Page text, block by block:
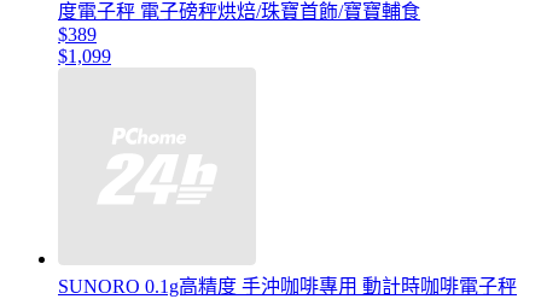
度電子秤 電子磅秤烘焙/珠寶首飾/寶寶輔食
$389
$1,099
SUNORO 0.1g高精度 手沖咖啡專用 動計時咖啡電子秤